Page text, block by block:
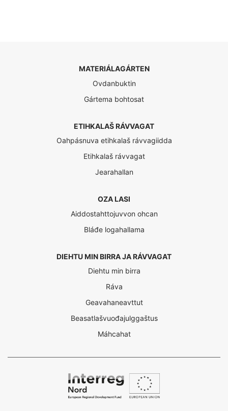
MATERIÁLAGÁRTEN
Ovdanbuktin
Gártema bohtosat
ETIHKALAŠ RÁVVAGAT
Oahpásnuva etihkalaš rávvagiidda
Etihkalaš rávvagat
Jearahallan
OZA LASI
Aiddostahttojuvvon ohcan
Bláđe logahallama
DIEHTU MIN BIRRA JA RÁVVAGAT
Diehtu min birra
Ráva
Geavahaneavttut
Beasatlašvuođajulggaštus
Máhcahat